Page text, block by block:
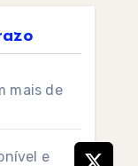
mais de
e